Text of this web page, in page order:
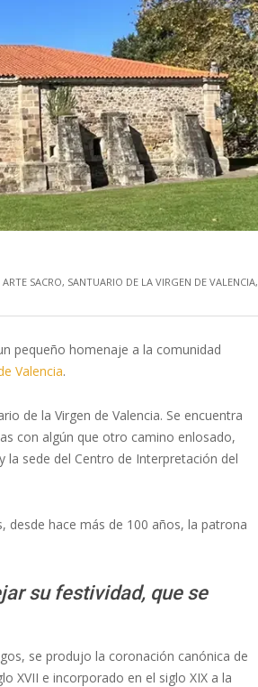
ARTE SACRO, SANTUARIO DE LA VIRGEN DE VALENCIA,
pequeño homenaje a la comunidad
Valencia.
de la Virgen de Valencia. Se encuentra
con algún que otro camino enlosado,
la sede del Centro de Interpretación del
desde hace más de 100 años, la patrona
su festividad, que se
se produjo la coronación canónica de
XVII e incorporado en el siglo XIX a la